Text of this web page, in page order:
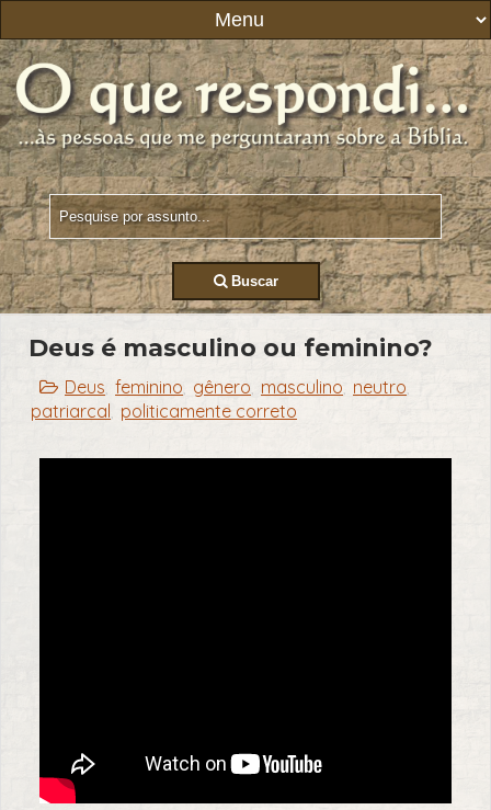
Buscar
Deus é masculino ou feminino?
Deus, feminino, gênero, masculino, neutro,
patriarcal, politicamente correto